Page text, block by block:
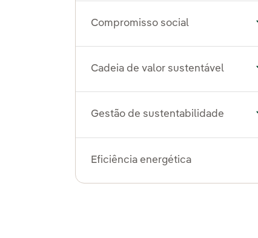
Compromisso social
Cadeia de valor sustentável
Gestão de sustentabilidade
Eficiência energética